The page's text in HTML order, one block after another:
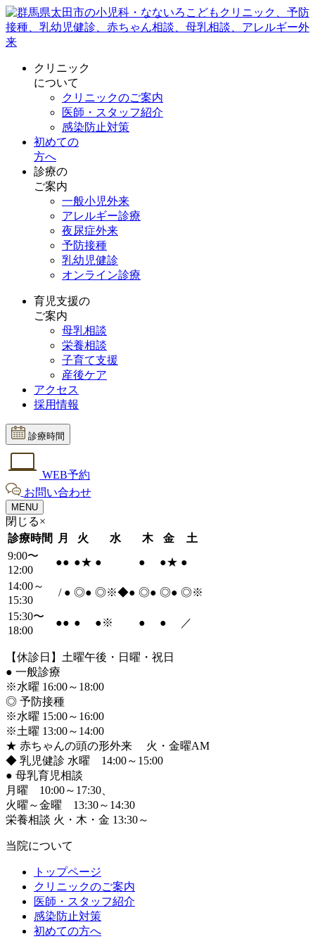
クリニック
について
クリニックのご案内
医師・スタッフ紹介
感染防止対策
初めての
方へ
診療の
ご案内
一般小児外来
アレルギー診療
夜尿症外来
予防接種
乳幼児健診
オンライン診療
育児支援の
ご案内
母乳相談
栄養相談
子育て支援
産後ケア
アクセス
採用情報
診療時間
WEB予約
お問い合わせ
MENU
閉じる×
診療時間
月 火 水 木 金
土
9:00〜
12:00
●● ●★ ● ● ●★ ●
14:00～
15:30
/ ● ◎● ◎※◆● ◎● ◎● ◎※
15:30〜
18:00
●● ● ●※ ● ● ／
【休診日】土曜午後・日曜・祝日
● 一般診療
※水曜 16:00～18:00
◎ 予防接種
※水曜 15:00～16:00
※土曜 13:00～14:00
★ 赤ちゃんの頭の形外来 火・金曜AM
◆ 乳児健診 水曜 14:00～15:00
● 母乳育児相談
月曜 10:00～17:30、
火曜～金曜 13:30～14:30
栄養相談 火・木・金 13:30～
当院について
トップページ
クリニックのご案内
医師・スタッフ紹介
感染防止対策
初めての方へ